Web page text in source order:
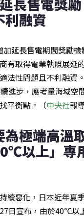
利融資
延長售電期間獎勵機
有取得電業執照展延
法性問題且不利融資
進步，應考量海域空
平衡點。（中央社報導
為極端高溫
以上」專
續惡化，日本近年夏
日宣布，由於40℃以